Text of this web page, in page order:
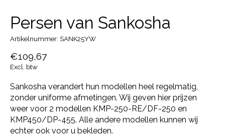
Persen van Sankosha
Artikelnummer: SANK25YW
€109,67
Excl. btw
Sankosha verandert hun modellen heel regelmatig,
zonder uniforme afmetingen. Wij geven hier prijzen
weer voor 2 modellen KMP-250-RE/DF-250 en
KMP450/DP-455. Alle andere modellen kunnen wij
echter ook voor u bekleden.